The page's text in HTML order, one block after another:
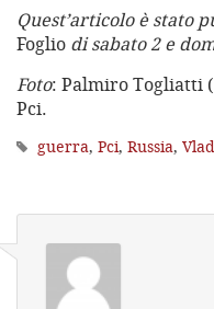
Quest’articolo è stato
Foglio di sabato 2 e
Foto: Palmiro Togliatti
Pci.
guerra, Pci, Russia,